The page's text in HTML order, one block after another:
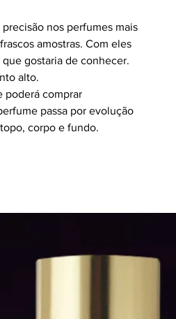
nos perfumes mais
amostras. Com eles
gostaria de conhecer.
alto.
poderá comprar
passa por evolução
corpo e fundo.